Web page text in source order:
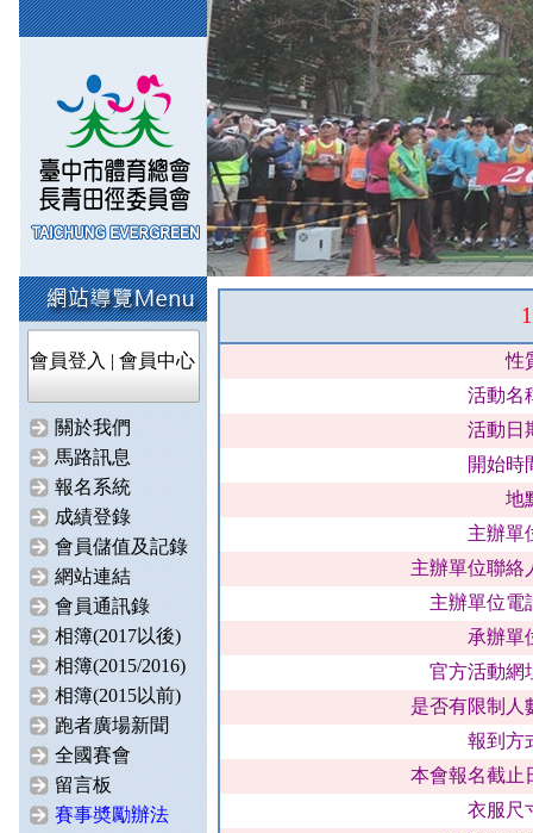
會員登入 |會員中心
關於我們
馬路訊息
報名系統
成績登錄
會員儲值及記錄
網站連結
會員通訊錄
相簿(2017以後)
相簿(2015/2016)
相簿(2015以前)
跑者廣場新聞
全國賽會
留言板
賽事奬勵辦法
性
活動名
活動日
開始時
地
主辦單
主辦單位聯絡
主辦單位電
承辦單
官方活動網
是否有限制人
報到方
本會報名截止
衣服尺